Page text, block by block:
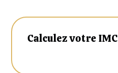
Calculez votre IMC